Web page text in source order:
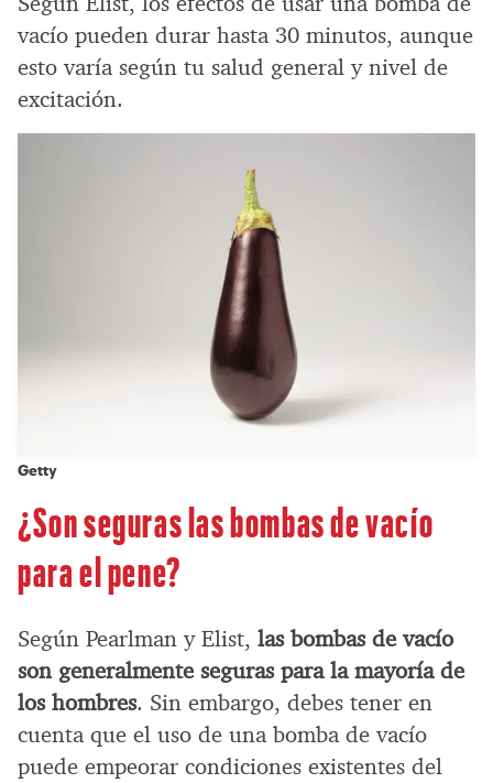
vacío pueden durar hasta 30 minutos, aunque
esto varía según tu salud general y nivel de
excitación.
Getty
¿Son seguras las bombas de vacío
para el pene?
Según Pearlman y Elist, las bombas de vacío
son generalmente seguras para la mayoría de
los hombres. Sin embargo, debes tener en
cuenta que el uso de una bomba de vacío
puede empeorar condiciones existentes del